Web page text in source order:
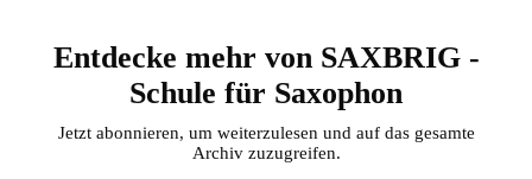
Entdecke mehr von SAXBRIG -
Schule für Saxophon
Jetzt abonnieren, um weiterzulesen und auf das gesamte
Archiv zuzugreifen.